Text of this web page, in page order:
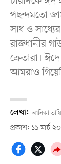
পছন্দমতো
সাধ ও
রাজধানীর
ক্রেতারা।
আমরাও
লেখা: আনিকা
প্রকাশ: ১১ মার্চ